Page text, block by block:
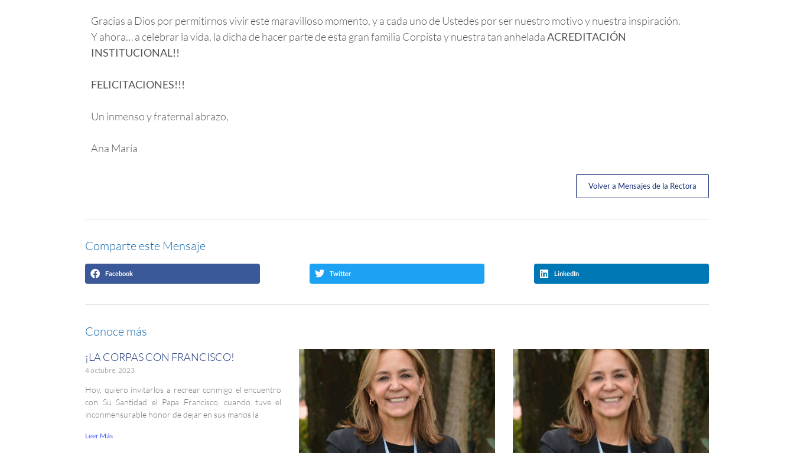
Gracias a Dios por permitirnos vivir este maravilloso momento, y a cada uno de Ustedes por ser nuestro motivo y nuestra inspiración.
Y ahora… a celebrar la vida, la dicha de hacer parte de esta gran familia Corpista y nuestra tan anheladaACREDITACIÓN
INSTITUCIONAL!!
FELICITACIONES!!!
Un inmenso y fraternal abrazo,
Ana María
Volver a Mensajes de la Rectora
Comparte este Mensaje
Facebook Twitter LinkedIn
Conoce más
¡LA CORPAS CON FRANCISCO!
4 octubre, 2023
Hoy, quiero invitarlos a recrear conmigo el encuentro
con Su Santidad el Papa Francisco, cuando tuve el
inconmensurable honor de dejar en sus manos la
Leer Más